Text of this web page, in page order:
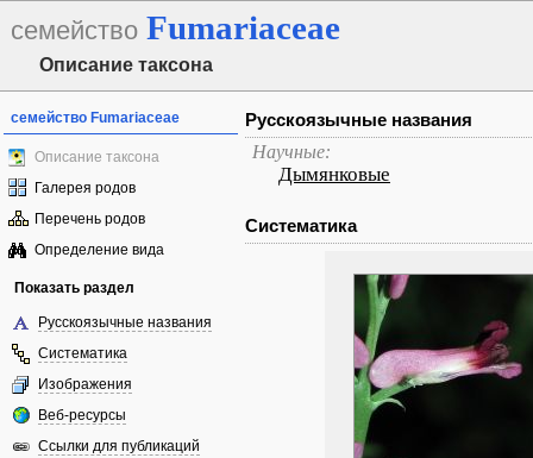
семейство Fumariaceae
Описание таксона
семейство Fumariaceae
Описание таксона
Галерея родов
Перечень родов
Определение вида
Показать раздел
Русскоязычные названия
Систематика
Изображения
Веб-ресурсы
Ссылки для публикаций
Русскоязычные названия
Научные:
Дымянковые
Систематика